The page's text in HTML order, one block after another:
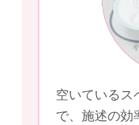
空いているス
で、施述の効